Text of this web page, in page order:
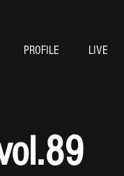
PROFILE LIVE